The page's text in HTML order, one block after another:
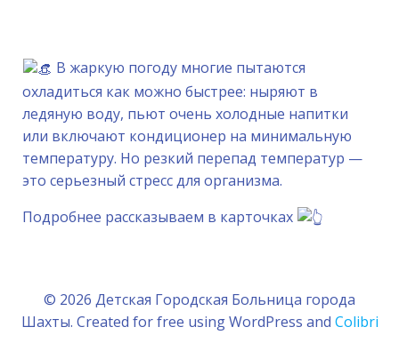
В жаркую погоду многие пытаются
охладиться как можно быстрее: ныряют в
ледяную воду, пьют очень холодные напитки
или включают кондиционер на минимальную
температуру. Но резкий перепад температур —
это серьезный стресс для организма.
Подробнее рассказываем в карточках
© 2026 Детская Городская Больница города
Шахты. Created for free using WordPress and Colibri